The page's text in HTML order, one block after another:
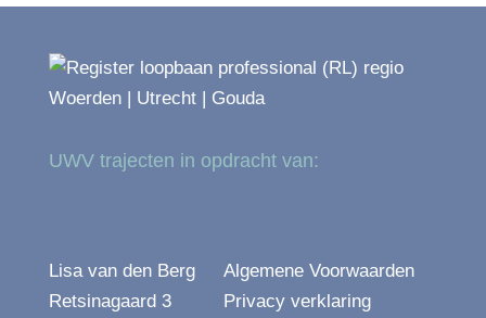
UWV trajecten in opdracht van:
Lisa van den Berg
Retsinagaard 3
Algemene Voorwaarden
Privacy verklaring